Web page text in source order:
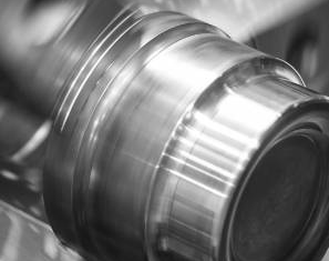
Partner
Zaloguj się